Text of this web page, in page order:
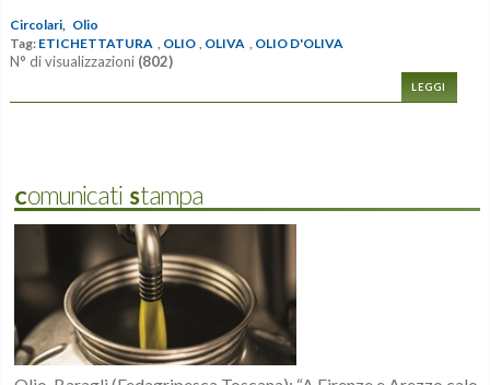
Circolari, Olio
Tag: ETICHETTATURA , OLIO , OLIVA , OLIO D'OLIVA
N° di visualizzazioni (802)
LEGGI
Comunicati Stampa